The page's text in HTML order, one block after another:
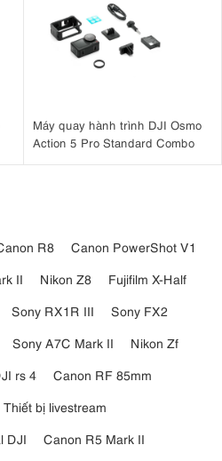
Máy quay hành trình DJI Osmo
Action 5 Pro Standard Combo
R8
Canon PowerShot V1
II Nikon Z8
Fujifilm X-Half
Sony RX1R III
Sony FX2
Sony A7C Mark II
Nikon Zf
rs 4
Canon RF 85mm
Thiết bị livestream
DJI
Canon R5 Mark II